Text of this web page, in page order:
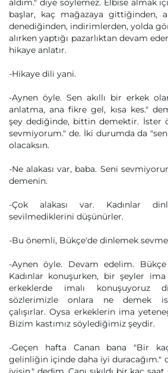
aldım." diye söylemez. Elbise almak
başlar, kaç mağazaya gittiğinden,
denediğinden, indirimlerden, yolda
alırken yaptığı pazarlıktan devam
hikaye anlatır.
-Hikaye dili yani.
-Aynen öyle. Sen akıllı bir erkek
anlatma, ana fikre gel, kısa kes."
şey dediğinde, bittin demektir. İster
sevmiyorum." de. İki durumda da
olacaksın.
-Ne alakası var, baba. Seni
demenin.
-Çok alakası var. Kadınlar
sevilmediklerini düşünürler.
-Bu önemli, Bükçe'de dinlemek
-Aynen öyle. Devam edelim.
Kadınlar konuşurken, bir şeyler
erkeklerde imalı konuşuyoruz
sözlerimizle onlara ne demek
çalışırlar. Oysa erkeklerin ima
Bizim kastımız söylediğimiz şeydir.
-Geçen hafta Canan bana "Bir
gelinliğin içinde daha iyi duracağım."